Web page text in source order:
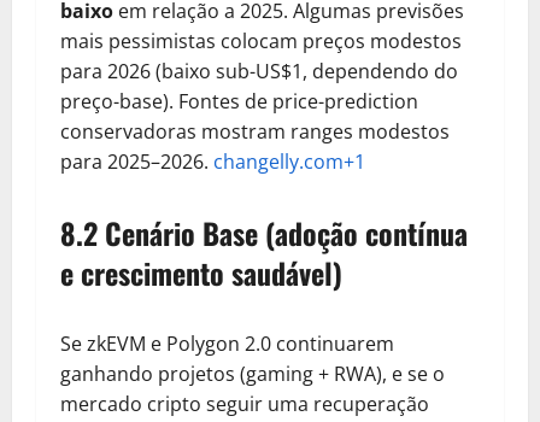
baixo em relação a 2025. Algumas previsões
mais pessimistas colocam preços modestos
para 2026 (baixo sub-US$1, dependendo do
preço-base). Fontes de price-prediction
conservadoras mostram ranges modestos
para 2025–2026. changelly.com+1
8.2 Cenário Base (adoção contínua
e crescimento saudável)
Se zkEVM e Polygon 2.0 continuarem
ganhando projetos (gaming + RWA), e se o
mercado cripto seguir uma recuperação